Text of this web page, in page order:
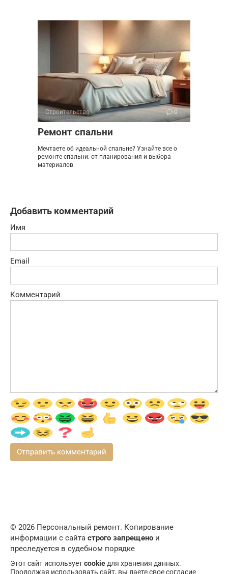
Строительство 0
Ремонт спальни
Мечтаете об идеальной спальне? Узнайте все о
ремонте спальни: от планирования и выбора
материалов
Добавить комментарий
Имя
Email
Комментарий
© 2026 Персональный ремонт. Копирование
информации с сайта строго запрещено и
преследуется в судебном порядке
Этот сайт используетcookieдля хранения данных.
Продолжая использовать сайт, вы даете свое согласие